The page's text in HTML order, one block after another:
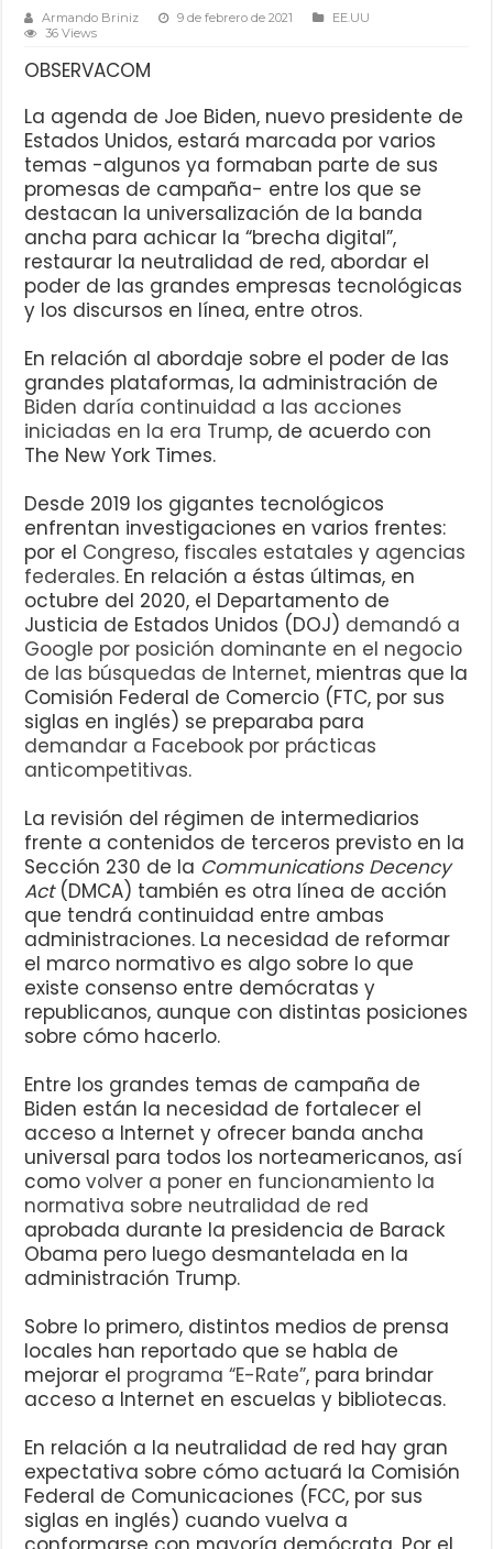
Armando Briniz 9 de febrero de 2021
EE.UU
36 Views
OBSERVACOM
La agenda de Joe Biden, nuevo presidente de
Estados Unidos, estará marcada por varios
temas -algunos ya formaban parte de sus
promesas de campaña- entre los que se
destacan la universalización de la banda
ancha para achicar la “brecha digital”,
restaurar la neutralidad de red, abordar el
poder de las grandes empresas tecnológicas
y los discursos en línea, entre otros.
En relación al abordaje sobre el poder de las
grandes plataformas, la administración de
Biden daría continuidad a las acciones
iniciadas en la era Trump, de acuerdo con
The New York Times.
Desde 2019 los gigantes tecnológicos
enfrentan investigaciones en varios frentes:
por el Congreso, fiscales estatales y agencias
federales. En relación a éstas últimas, en
octubre del 2020, el Departamento de
Justicia de Estados Unidos (DOJ) demandó a
Google por posición dominante en el negocio
de las búsquedas de Internet, mientras que la
Comisión Federal de Comercio (FTC, por sus
siglas en inglés) se preparaba para
demandar a Facebook por prácticas
anticompetitivas.
La revisión del régimen de intermediarios
frente a contenidos de terceros previsto en la
Sección 230 de la Communications Decency
Act (DMCA) también es otra línea de acción
que tendrá continuidad entre ambas
administraciones. La necesidad de reformar
el marco normativo es algo sobre lo que
existe consenso entre demócratas y
republicanos, aunque con distintas posiciones
sobre cómo hacerlo.
Entre los grandes temas de campaña de
Biden están la necesidad de fortalecer el
acceso a Internet y ofrecer banda ancha
universal para todos los norteamericanos, así
comovolver a poner en funcionamiento la
normativa sobre neutralidad de red
aprobada durante la presidencia de Barack
Obama pero luego desmantelada en la
administración Trump.
Sobre lo primero, distintos medios de prensa
locales han reportado que se habla de
mejorar el programa “E-Rate”, para brindar
acceso a Internet en escuelas y bibliotecas.
En relación a la neutralidad de red hay gran
expectativa sobre cómo actuará la Comisión
Federal de Comunicaciones (FCC, por sus
siglas en inglés) cuando vuelva a